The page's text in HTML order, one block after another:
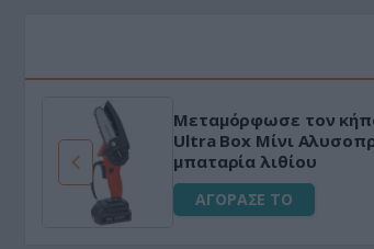
Μεταμόρφωσε τον
Ultra Box Μίνι
μπαταρία λιθίου
ΑΓΟΡΑΣΕ ΤΟ